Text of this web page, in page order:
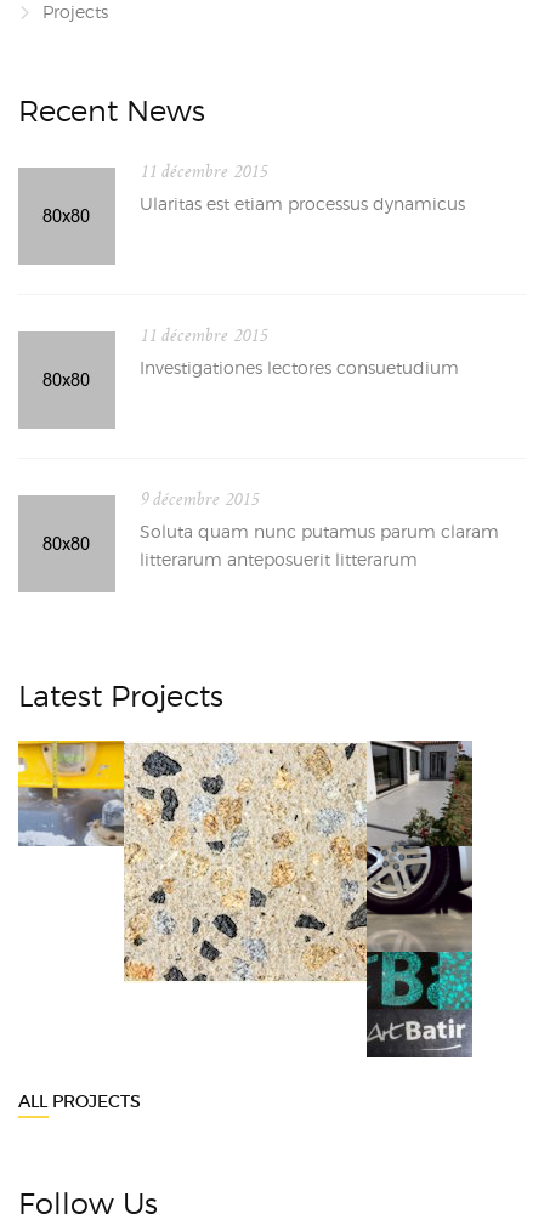
Projects
Recent News
11 décembre 2015
Ularitas est etiam processus dynamicus
11 décembre 2015
Investigationes lectores consuetudium
9 décembre 2015
Soluta quam nunc putamus parum claram
litterarum anteposuerit litterarum
Latest Projects
ALL PROJECTS
Follow Us